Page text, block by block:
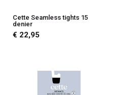
Cette Seamless tights 15
denier
€ 22,95